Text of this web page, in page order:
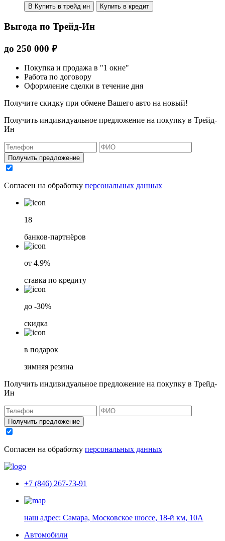
В Купить в трейд ин Купить в кредит
Выгода по Трейд-Ин
до 250 000 ₽
Покупка и продажа в "1 окне"
Работа по договору
Оформление сделки в течение дня
Получите скидку при обмене Вашего авто на новый!
Получить индивидуальное предложение на покупку в Трейд-
Ин
Получить предложение
Согласен на обработку персональных данных
18
банков-партнёров
от 4.9%
ставка по кредиту
до -30%
скидка
в подарок
зимняя резина
Получить индивидуальное предложение на покупку в Трейд-
Ин
Получить предложение
Согласен на обработку персональных данных
+7 (846) 267-73-91
наш адрес: Самара, Московское шоссе, 18-й км, 10А
Автомобили